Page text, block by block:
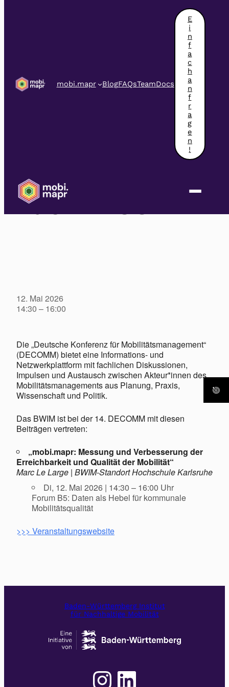
mobi.mapr BlogFAQsTeamDocs
E
i
n
f
a
c
h
a
n
f
r
a
g
e
n
!
Forum B5 auf
der DECOMM
12. Mai 2026
14:30 – 16:00
Die „Deutsche Konferenz für Mobilitätsmanagement“
(DECOMM) bietet eine Informations- und
Netzwerkplattform mit fachlichen Diskussionen,
Impulsen und Austausch zwischen Akteur*innen des
Mobilitätsmanagements aus Planung, Praxis,
Wissenschaft und Politik.
Das BWIM ist bei der 14. DECOMM mit diesen
Beiträgen vertreten:
„mobi.mapr: Messung und Verbesserung der
Erreichbarkeit und Qualität der Mobilität“
Marc Le Large | BWIM-Standort Hochschule Karlsruhe
Di, 12. Mai 2026 | 14:30 – 16:00 Uhr
Forum B5: Daten als Hebel für kommunale
Mobilitätsqualität
>>> Veranstaltungswebsite
Baden-Württemberg Institut
für Nachhaltige Mobilität
Instagram LinkedIn